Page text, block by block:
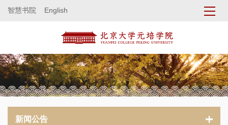
智慧书院 English
新闻公告